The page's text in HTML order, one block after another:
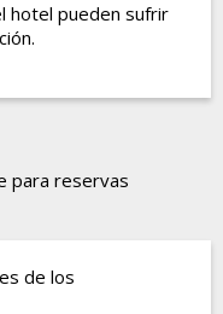
hotel pueden sufrir
para reservas
de los